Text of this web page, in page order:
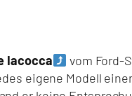
Iacocca
vom Ford-
eigene Modell